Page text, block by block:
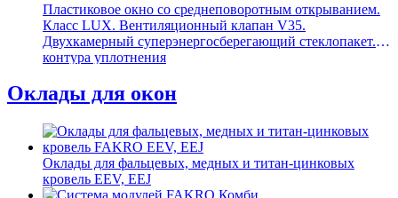
Пластиковое окно со среднеповоротным открыванием.
Класс LUX. Вентиляционный клапан V35.
Двухкамерный суперэнергосберегающий стеклопакет. 4
контура уплотнения
Оклады для окон
Оклады для фальцевых, медных и титан-цинковых
кровель EEV, EEJ